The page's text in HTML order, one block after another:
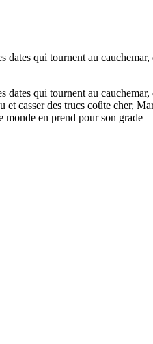
qui tournent au cauchemar,
qui tournent au cauchemar,
casser des trucs coûte cher,
en prend pour son grade